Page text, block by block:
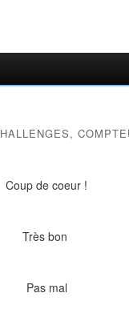
Coup de coeur !
Très bon
Pas mal